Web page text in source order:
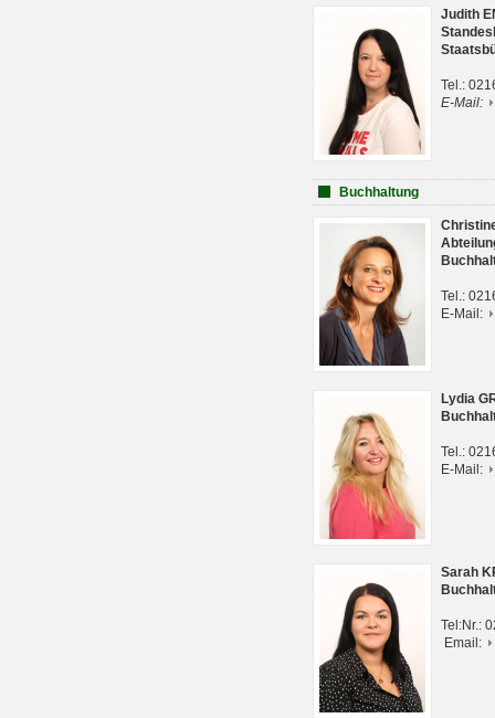
Judith
Tel.:
E-Mail:
Buchhaltung
Tel.:
E-Mail:
Lydia
Tel.:
E-Mail:
Sarah
Tel:Nr.:
Email: